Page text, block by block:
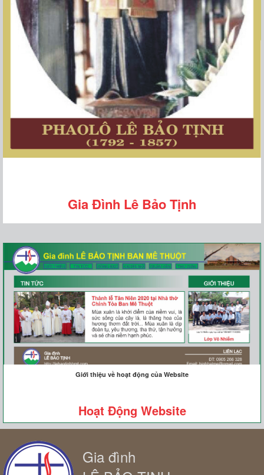
Gia Đình Lê Bảo Tịnh
Giới thiệu về hoạt động của Website
Hoạt Động Website
Gia đình